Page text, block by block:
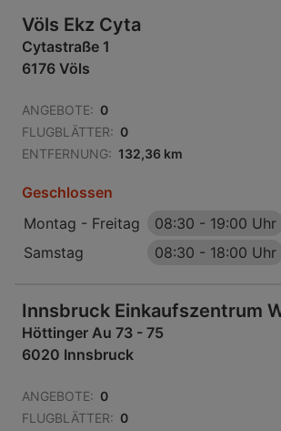
Völs Ekz Cyta
Cytastraße 1
6176 Völs
ANGEBOTE: 0
FLUGBLÄTTER: 0
ENTFERNUNG: 132,36 km
Geschlossen
Montag - Freitag
08:30 - 19:00 Uhr
Samstag
08:30 - 18:00 Uhr
Innsbruck Einkaufszentrum
Höttinger Au 73 - 75
6020 Innsbruck
ANGEBOTE: 0
FLUGBLÄTTER: 0